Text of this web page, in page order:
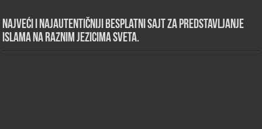
Najveći i najautentičniji besplatni sajt za predstavljanje
islama na raznim jezicima sveta.